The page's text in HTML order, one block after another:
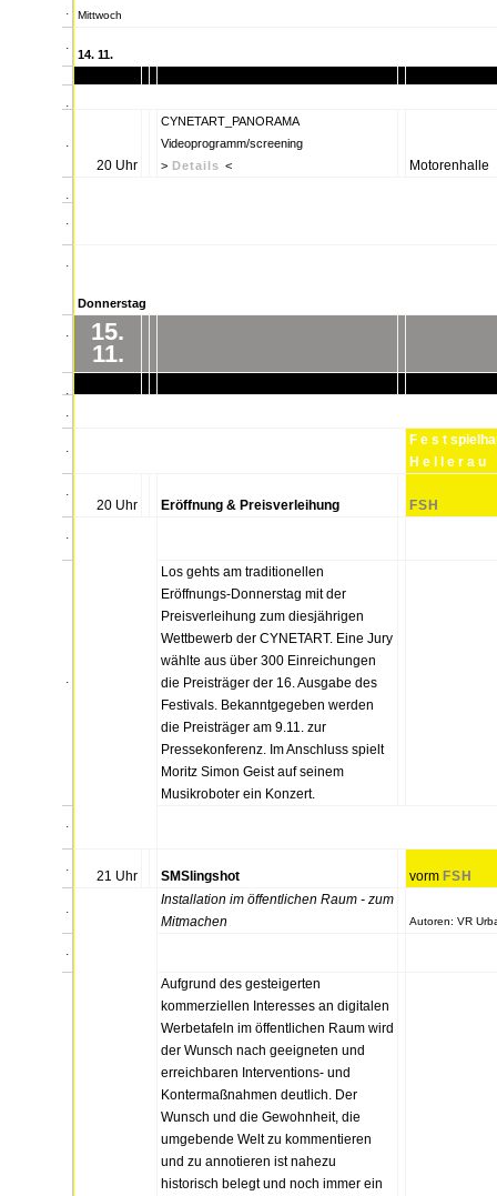
.
Mittwoch
.
14. 11.
.
.
.
20 Uhr
CYNETART_PANORAMA
Videoprogramm/screening
> Details <
Motorenhalle
.
.
.
Donnerstag
.
15.
11.
.
.
.
F e s t
H e l l e r a u
.
20 Uhr
Eröffnung & Preisverleihung
FSH
.
.
Los gehts am traditionellen
Eröffnungs-Donnerstag mit der
Preisverleihung zum diesjährigen
Wettbewerb der CYNETART. Eine Jury
wählte aus über 300 Einreichungen
die Preisträger der 16. Ausgabe des
Festivals. Bekanntgegeben werden
die Preisträger am 9.11. zur
Pressekonferenz. Im Anschluss spielt
Moritz Simon Geist auf seinem
Musikroboter ein Konzert.
.
.
21 Uhr SMSlingshot vorm FSH
.
Installation im öffentlichen Raum - zum
Mitmachen
Autoren: VR
.
Aufgrund des gesteigerten
kommerziellen Interesses an digitalen
Werbetafeln im öffentlichen Raum wird
der Wunsch nach geeigneten und
erreichbaren Interventions- und
Kontermaßnahmen deutlich. Der
Wunsch und die Gewohnheit, die
umgebende Welt zu kommentieren
und zu annotieren ist nahezu
historisch belegt und noch immer ein